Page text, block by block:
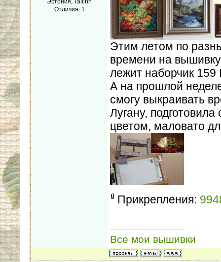
Эстония, Tallinn
Отличия: 1
Этим летом по
времени на
лежит наборчик 159
А на прошлой
смогу выкраивать
Лугану,
цветом, маловато
Прикрепления:
Все мои вышивки